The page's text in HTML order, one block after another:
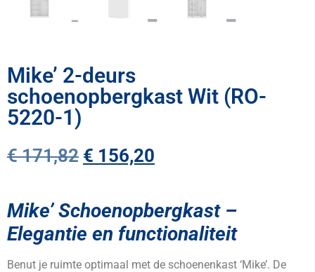
Mike’ 2-deurs
schoenopbergkast Wit (RO-
5220-1)
€171,82 € 156,20
Mike’ Schoenopbergkast –
Elegantie en functionaliteit
Benut je ruimte optimaal met de schoenenkast ‘Mike’. De